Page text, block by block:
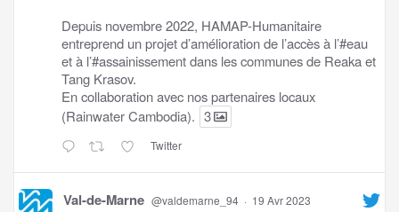
Depuis novembre 2022, HAMAP-Humanitaire
entreprend un projet d’amélioration de l’accès à l’#eau
et à l’#assainissement dans les communes de Reaka et
Tang Krasov.
En collaboration avec nos partenaires locaux
(Rainwater Cambodia). 3
Twitter
Val-de-Marne @valdemarne_94 · 19 Avr 2023